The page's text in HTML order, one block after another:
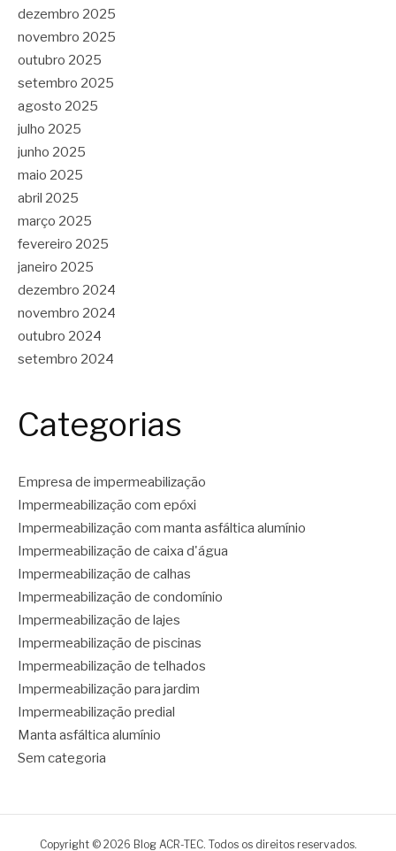
dezembro 2025
novembro 2025
outubro 2025
setembro 2025
agosto 2025
julho 2025
junho 2025
maio 2025
abril 2025
março 2025
fevereiro 2025
janeiro 2025
dezembro 2024
novembro 2024
outubro 2024
setembro 2024
Categorias
Empresa de impermeabilização
Impermeabilização com epóxi
Impermeabilização com manta asfáltica alumínio
Impermeabilização de caixa d'água
Impermeabilização de calhas
Impermeabilização de condomínio
Impermeabilização de lajes
Impermeabilização de piscinas
Impermeabilização de telhados
Impermeabilização para jardim
Impermeabilização predial
Manta asfáltica alumínio
Sem categoria
Copyright © 2026 Blog ACR-TEC. Todos os direitos reservados.